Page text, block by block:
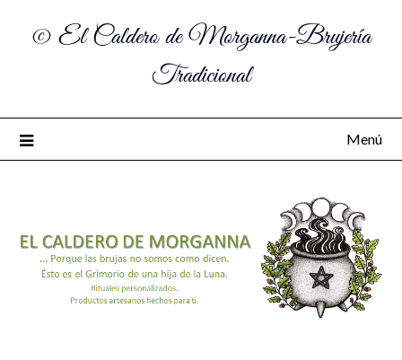
© El Caldero de Morganna-Brujería
Tradicional
Menú